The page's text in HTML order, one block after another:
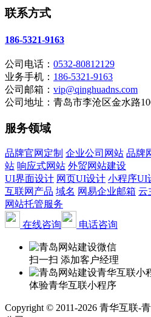
联系方式
186-5321-9163
公司电话： 0532-80812129
业务手机： 186-5321-9163
公司邮箱： vip@qinghuadns.com
公司地址：青岛市李沧区金水路
服务领域
品牌官网定制 企业公司网站 品牌
站 响应式网站 外贸网站建设
UI界面设计 网页UI设计 小程序UI
互联网产品 域名 网易企业邮箱 云
网站托管服务
在线咨询
电话咨询
扫一扫 添加客户经理
体验青华互联小程序
Copyright © 2011-2026 青华互联-